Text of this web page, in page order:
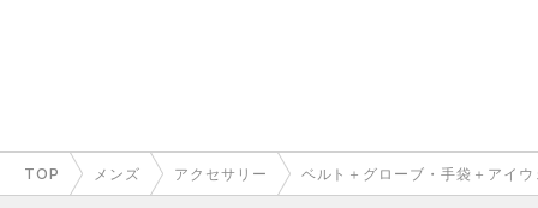
TOP メンズ アクセサリー ベルト＋グローブ・手袋＋アイ